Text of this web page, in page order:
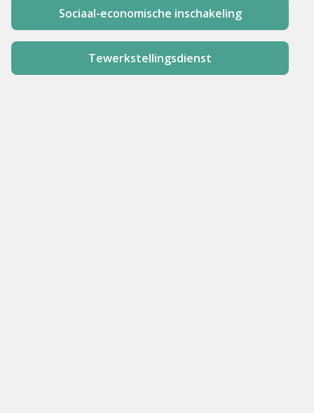
Sociaal-economische inschakeling
Tewerkstellingsdienst